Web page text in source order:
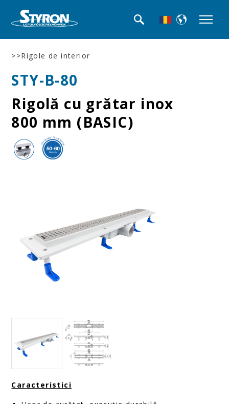
>>Rigole de interior
STY-B-80
Rigolă cu grătar inox
800 mm (BASIC)
Caracteristici